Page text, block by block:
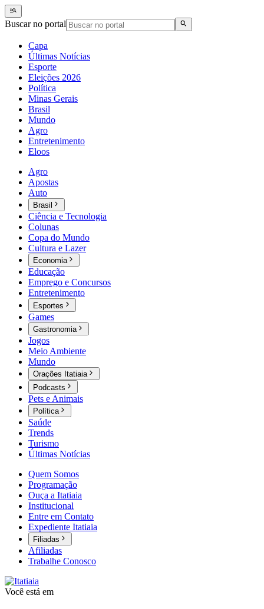
Buscar no portal
Capa
Últimas Notícias
Esporte
Eleições 2026
Política
Minas Gerais
Brasil
Mundo
Agro
Entretenimento
Eloos
Agro
Apostas
Auto
Brasil
Ciência e Tecnologia
Colunas
Copa do Mundo
Cultura e Lazer
Economia
Educação
Emprego e Concursos
Entretenimento
Esportes
Games
Gastronomia
Jogos
Meio Ambiente
Mundo
Orações Itatiaia
Podcasts
Pets e Animais
Política
Saúde
Trends
Turismo
Últimas Notícias
Quem Somos
Programação
Ouça a Itatiaia
Institucional
Entre em Contato
Expediente Itatiaia
Filiadas
Afiliadas
Trabalhe Conosco
Você está em